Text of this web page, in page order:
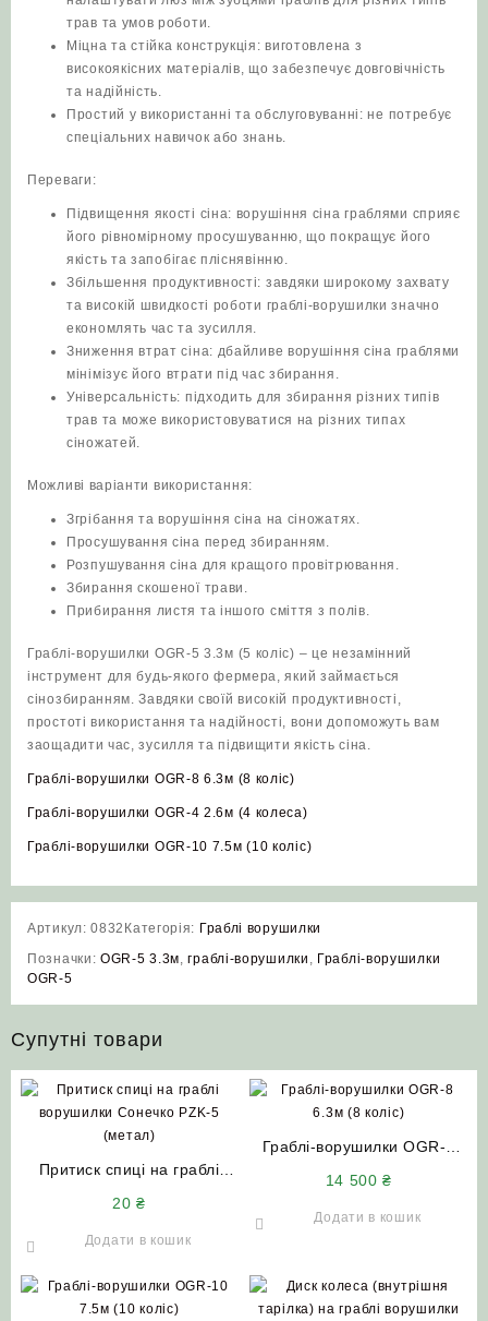
трав та умов роботи.
Міцна та стійка конструкція: виготовлена з
високоякісних матеріалів, що забезпечує довговічність
та надійність.
Простий у використанні та обслуговуванні: не потребує
спеціальних навичок або знань.
Переваги:
Підвищення якості сіна: ворушіння сіна граблями сприяє
його рівномірному просушуванню, що покращує його
якість та запобігає пліснявінню.
Збільшення продуктивності: завдяки широкому захвату
та високій швидкості роботи граблі-ворушилки значно
економлять час та зусилля.
Зниження втрат сіна: дбайливе ворушіння сіна граблями
мінімізує його втрати під час збирання.
Універсальність: підходить для збирання різних типів
трав та може використовуватися на різних типах
сіножатей.
Можливі варіанти використання:
Згрібання та ворушіння сіна на сіножатях.
Просушування сіна перед збиранням.
Розпушування сіна для кращого провітрювання.
Збирання скошеної трави.
Прибирання листя та іншого сміття з полів.
Граблі-ворушилки OGR-5 3.3м (5 коліс) – це незамінний
інструмент для будь-якого фермера, який займається
сінозбиранням. Завдяки своїй високій продуктивності,
простоті використання та надійності, вони допоможуть вам
заощадити час, зусилля та підвищити якість сіна.
Граблі-ворушилки OGR-8 6.3м (8 коліс)
Граблі-ворушилки OGR-4 2.6м (4 колеса)
Граблі-ворушилки OGR-10 7.5м (10 коліс)
Артикул:0832 Категорія: Граблі ворушилки
Позначки: OGR-5 3.3м ,граблі-ворушилки
Граблі-ворушилки
OGR-5
Супутні товари
Притиск спиці на граблі
20₴
Додати в кошик
Граблі-ворушилки OGR-8
14 500₴
Додати в кошик